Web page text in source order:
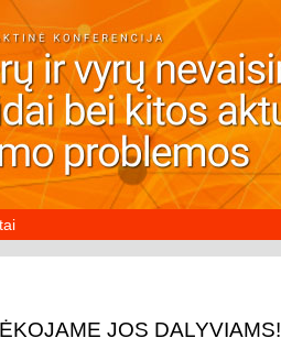
JOS DALYVIAMS!